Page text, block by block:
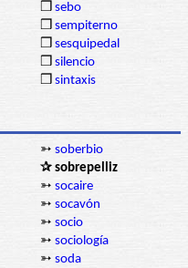
❒ sebo
❒ sempiterno
❒ sesquipedal
❒ silencio
❒ sintaxis
➳ soberbio
✰ sobrepelliz
➳ socaire
➳ socavón
➳ socio
➳ sociología
➳ soda